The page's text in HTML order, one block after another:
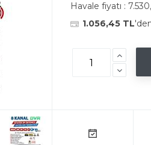
Havale fiyatı :
1.056,45 TL